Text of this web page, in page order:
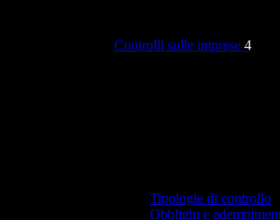
Controlli sulle imprese 4
Tipologie di controllo
Obblighi e